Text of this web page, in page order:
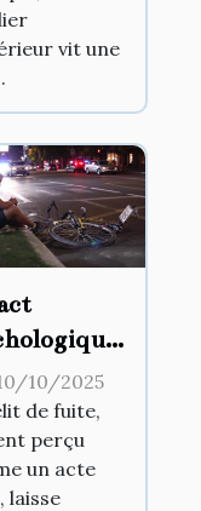
vit une
de
sur les
et les
10/2025
de fuite,
perçu
un acte
laisse